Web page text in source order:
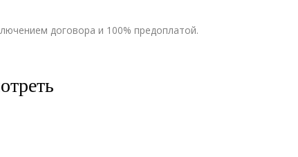
договора и 100% предоплатой.